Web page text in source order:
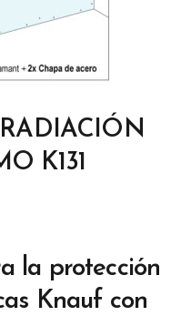
K131
la protección
Knauf con